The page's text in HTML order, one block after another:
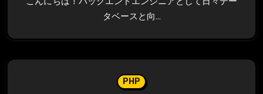
タベースと向…
PHP